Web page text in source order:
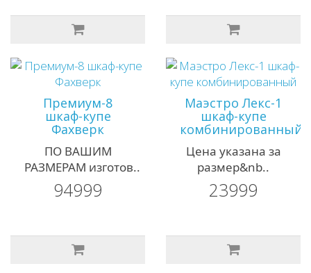
Премиум-8
шкаф-купе
Фахверк
ПО ВАШИМ
РАЗМЕРАМ изготов..
94999
Маэстро Лекс-1
шкаф-купе
комбинированный
Цена указана за
размер&nb..
23999